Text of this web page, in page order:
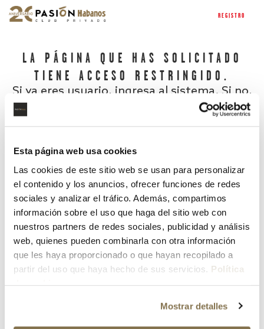
Esta página web usa cookies
Las cookies de este sitio web se usan para personalizar
el contenido y los anuncios, ofrecer funciones de redes
sociales y analizar el tráfico. Además, compartimos
información sobre el uso que haga del sitio web con
nuestros partners de redes sociales, publicidad y análisis
web, quienes pueden combinarla con otra información
que les haya proporcionado o que hayan recopilado a
partir del uso que haya hecho de sus servicios. Política
Mostrar detalles
REGISTRO
LA PÁGINA QUE HAS SOLICITADO
TIENE ACCESO RESTRINGIDO.
Si ya eres usuario, ingresa al sistema. Si no,
¿Has olvidado tu contraseña?